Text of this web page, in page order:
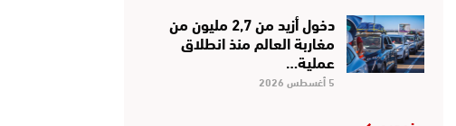
دخول أزيد من 2,7 مليون من
مغاربة العالم منذ انطلاق
عملية…
5 أغسطس 2026